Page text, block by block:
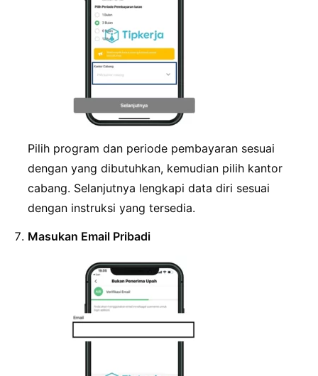
Pilih program dan periode pembayaran sesuai
dengan yang dibutuhkan, kemudian pilih kantor
cabang. Selanjutnya lengkapi data diri sesuai
dengan instruksi yang tersedia.
Masukan Email Pribadi